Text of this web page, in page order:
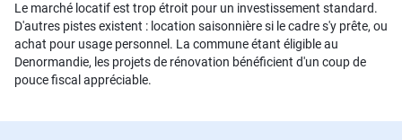
Le marché locatif est trop étroit pour un investissement standard.
D'autres pistes existent : location saisonnière si le cadre s'y prête, ou
achat pour usage personnel. La commune étant éligible au
Denormandie, les projets de rénovation bénéficient d'un coup de
pouce fiscal appréciable.